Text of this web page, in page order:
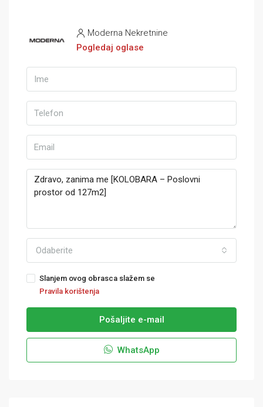
Moderna Nekretnine
Pogledaj oglase
Odaberite
Slanjem ovog obrasca slažem se
Pravila korištenja
Pošaljite e-mail
WhatsApp